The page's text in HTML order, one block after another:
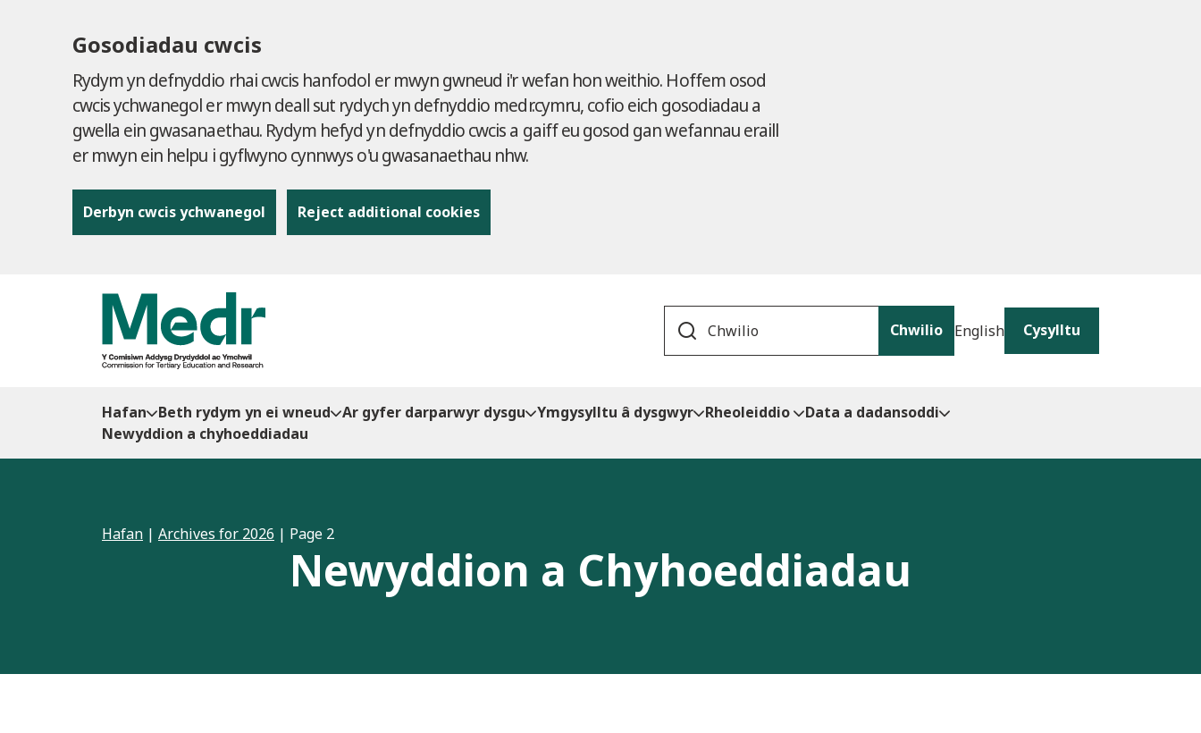
Gosodiadau cwcis
Rydym yn defnyddio rhai cwcis hanfodol er mwyn gwneud i'r wefan hon weithio. Hoffem osod
cwcis ychwanegol er mwyn deall sut rydych yn defnyddio medr.cymru, cofio eich gosodiadau a
gwella ein gwasanaethau. Rydym hefyd yn defnyddio cwcis a gaiff eu gosod gan wefannau eraill
er mwyn ein helpu i gyflwyno cynnwys o'u gwasanaethau nhw.
Derbyn cwcis ychwanegol Reject additional cookies
Chwilio English Cysylltu
Hafan Beth rydym yn ei wneud Ar gyfer darparwyr dysgu Ymgysylltu â dysgwyr Rheoleiddio
Data a dadansoddi
Newyddion a chyhoeddiadau
Hafan | Archives for 2026 | Page 2
Newyddion a Chyhoeddiadau